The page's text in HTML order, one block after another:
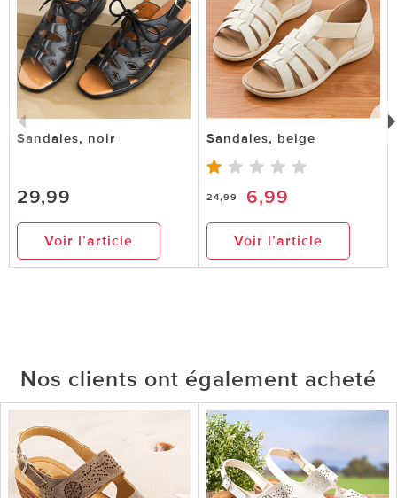
Sandales, noir
29,99
Voir l’article
Sandales, beige
24,99 6,99
Voir l’article
Nos clients ont également acheté